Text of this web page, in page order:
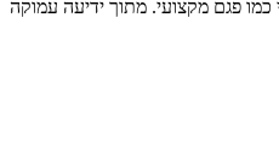
כמו פגם מקצועי. מתוך ידיעה עמוקה